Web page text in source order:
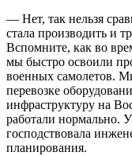
— Нет, так нельзя
стала производить и
Вспомните, как во
мы быстро освоили
военных самолетов.
перевозке
инфраструктуру на
работали нормально.
господствовала
планирования.